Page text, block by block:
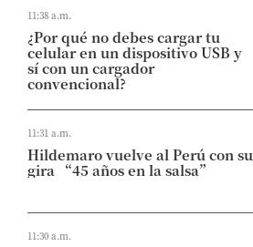
11:38 a.m.
¿Por qué no debes cargar tu
celular en un dispositivo USB y
sí con un cargador
convencional?
11:31 a.m.
Hildemaro vuelve al Perú con su
gira “45 años en la salsa”
11:30 a.m.